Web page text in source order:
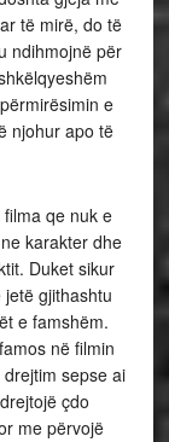
të mirë, do të
ndihmojnë për
e
njohur apo të
qe nuk e
karakter dhe
Duket sikur
gjithashtu
e famshëm.
në filmin
sepse ai
çdo
me përvojë